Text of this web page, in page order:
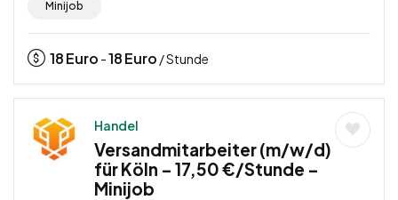
Minijob
18Euro -18Euro / Stunde
Handel
Versandmitarbeiter (m/w/d)
für Köln – 17,50 €/Stunde –
Minijob